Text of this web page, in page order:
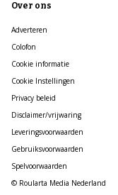
Over ons
Adverteren
Colofon
Cookie informatie
Cookie Instellingen
Privacy beleid
Disclaimer/vrijwaring
Leveringsvoorwaarden
Gebruiksvoorwaarden
Spelvoorwaarden
© Roularta Media Nederland